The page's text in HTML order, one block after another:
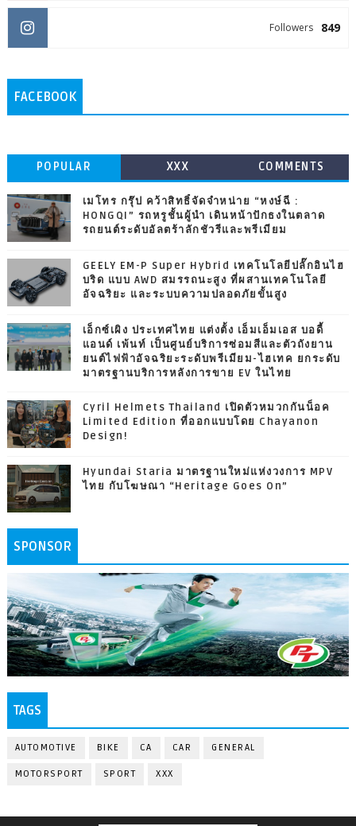
849
Followers
FACEBOOK
POPULAR XXX COMMENTS
เมโทร กรุ๊ป คว้าสิทธิ์จัดจำหน่าย “หงษ์ฉี :
HONGQI” รถหรูชั้นผู้นำ เดินหน้าปักธงในตลาด
รถยนต์ระดับอัลตร้าลักชัวรีและพรีเมียม
GEELY EM-P Super Hybrid เทคโนโลยีปลั๊กอินไฮ
บริด แบบ AWD สมรรถนะสูง ที่ผสานเทคโนโลยี
อัจฉริยะ และระบบความปลอดภัยขั้นสูง
เอ็กซ์เผิง ประเทศไทย แต่งตั้ง เอ็มเอ็มเอส บอดี้
แอนด์ เพ้นท์ เป็นศูนย์บริการซ่อมสีและตัวถังยาน
ยนต์ไฟฟ้าอัจฉริยะระดับพรีเมียม-ไฮเทค ยกระดับ
มาตรฐานบริการหลังการขาย EV ในไทย
Cyril Helmets Thailand เปิดตัวหมวกกันน็อค
Limited Edition ที่ออกแบบโดย Chayanon
Design!
Hyundai Staria มาตรฐานใหม่แห่งวงการ MPV
ไทย กับโฆษณา “Heritage Goes On”
SPONSOR
TAGS
AUTOMOTIVE BIKE CA CAR GENERAL
MOTORSPORT SPORT XXX